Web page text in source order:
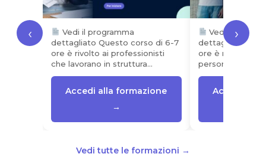
‹
Vedi il programma
dettagliato Questo corso di 6-7
ore è rivolto ai professionisti
che lavorano in struttura…
Accedi alla formazione
→
Vedi il
dettagliato
ore è rivolto agli
personale
Accedi alla
›
Vedi tutte le formazioni →